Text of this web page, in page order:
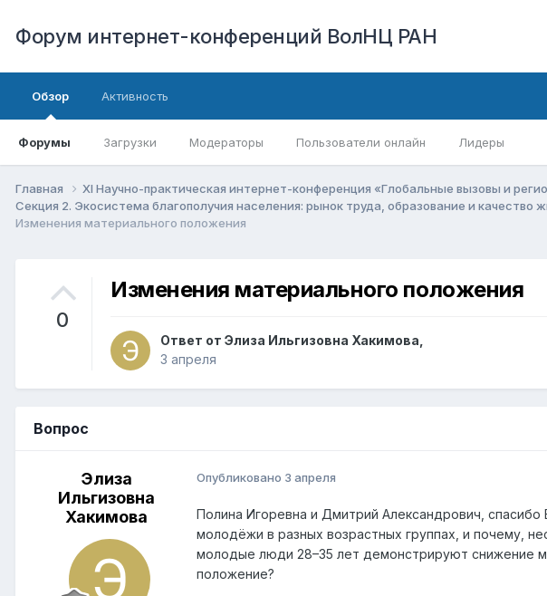
Форум интернет-конференций ВолНЦ РАН
Обзор
Форумы Загрузки Модераторы Пользователи онлайн Лидеры
Активность
Главная
XI Научно-практическая интернет-конференция «Глобальные вызовы и
Секция 2. Экосистема благополучия населения: рынок труда, образование и качество
Изменения материального положения
0
Изменения материального положения
Ответ от Элиза Ильгизовна Хакимова
3 апреля
Вопрос
Элиза
Ильгизовна
Хакимова
Опубликовано 3 апреля
Полина Игоревна и Дмитрий Александрович,
молодёжи в разных возрастных группах, и почему,
молодые люди 28–35 лет демонстрируют снижение
положение?